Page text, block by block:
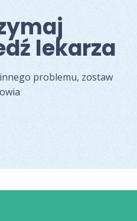
lekarza
problemu, zostaw